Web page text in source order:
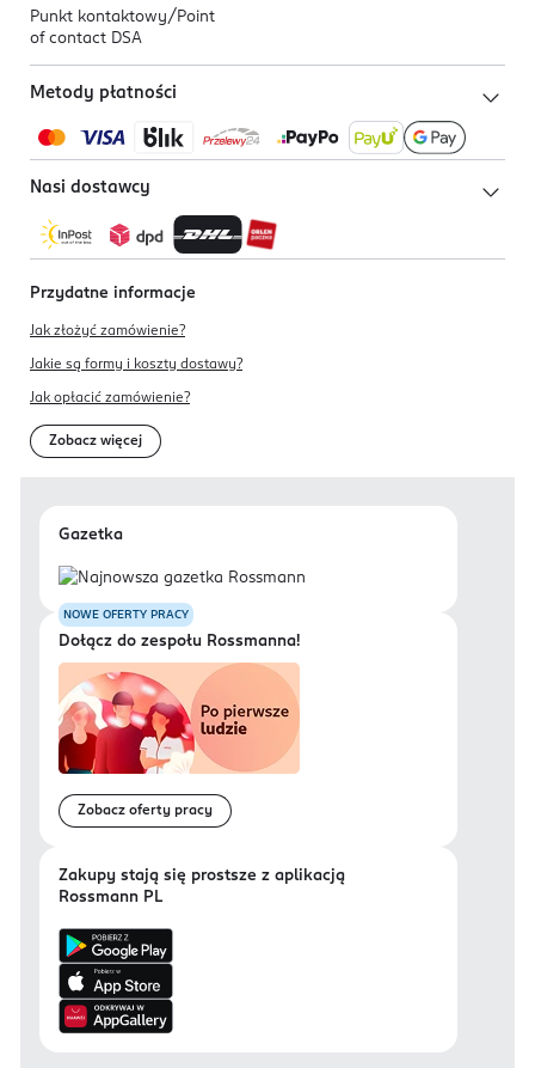
Punkt kontaktowy/ Point
of contact DSA
Metody płatności
Nasi dostawcy
Przydatne informacje
Jak złożyć zamówienie?
Jakie są formy i koszty dostawy?
Jak opłacić zamówienie?
Zobacz więcej
Gazetka
NOWE OFERTY PRACY
Dołącz do zespołu Rossmanna!
Zobacz oferty pracy
Zakupy stają się prostsze z aplikacją
Rossmann PL